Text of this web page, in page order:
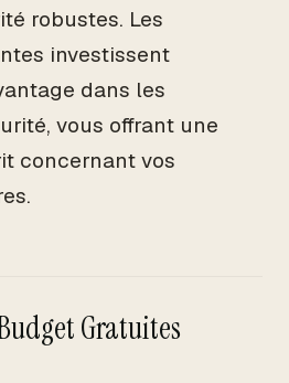
robustes. Les
investissent
dans les
vous offrant une
concernant vos
Gratuites